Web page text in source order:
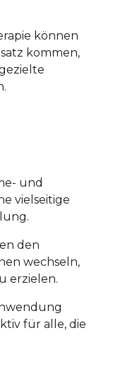
können
kommen,
und
vielseitige
den
wechseln,
erzielen.
für alle, die